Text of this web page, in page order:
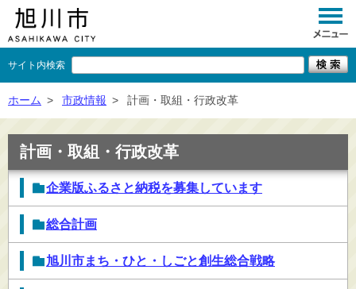
サイト内検索
くらし
観光
事業者向け
市政情報
ホーム > 市政情報 > 計画・取組・行政改革
計画・取組・行政改革
企業版ふるさと納税を募集しています
総合計画
旭川市まち・ひと・しごと創生総合戦略